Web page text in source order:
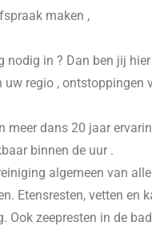
maken ,
nodig in ? Dan ben jij
uw regio , ontstoppingen
dans 20 jaar
binnen de uur .
algemeen van
Etensresten, vetten
Ook zeepresten in de